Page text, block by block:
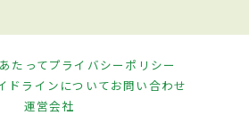
たってプライバシーポリシー
ドラインについてお問い合わせ
運営会社